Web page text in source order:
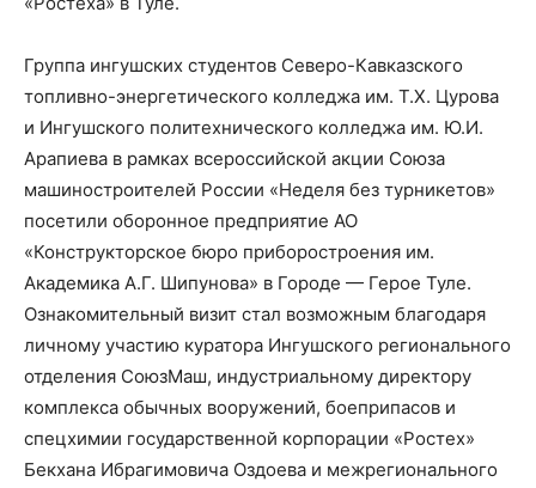
Группа ингушских студентов Северо-Кавказского
топливно-энергетического колледжа им. Т.Х. Цурова
и Ингушского политехнического колледжа им. Ю.И.
Арапиева в рамках всероссийской акции Союза
машиностроителей России «Неделя без турникетов»
посетили оборонное предприятие АО
«Конструкторское бюро приборостроения им.
Академика А.Г. Шипунова» в Городе — Герое Туле.
Ознакомительный визит стал возможным благодаря
личному участию куратора Ингушского регионального
отделения СоюзМаш, индустриальному директору
комплекса обычных вооружений, боеприпасов и
спецхимии государственной корпорации «Ростех»
Бекхана Ибрагимовича Оздоева и межрегионального